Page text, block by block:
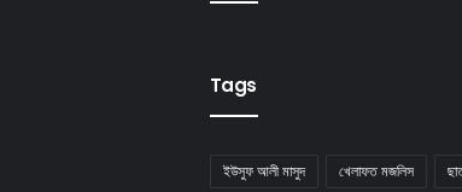
Tags
ইউসুফ আলী মাসুদ খেলাফত মজলিস